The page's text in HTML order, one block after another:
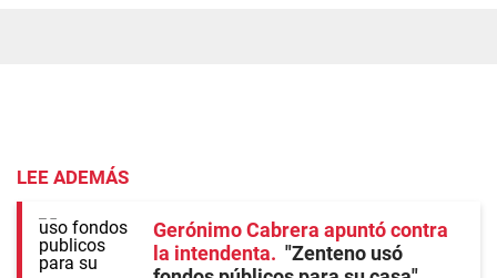
LEE ADEMÁS
Gerónimo Cabrera apuntó contra
la intendenta
"Zenteno usó